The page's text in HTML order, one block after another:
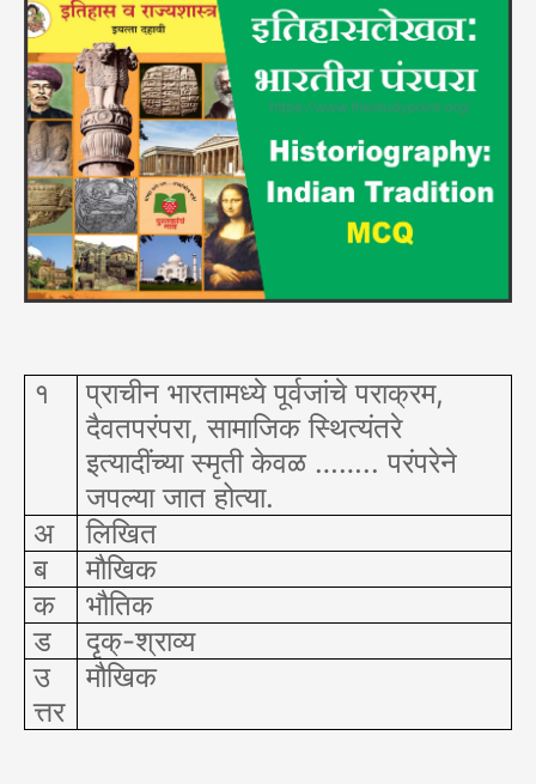
१
प्राचीन भारतामध्ये पूर्वजांचे पराक्रम,
दैवतपरंपरा, सामाजिक स्थित्यंतरे
इत्यादींच्या स्मृती केवळ …….. परंपरेने
जपल्या जात होत्या.
अ
लिखित
ब
मौखिक
क
भौतिक
ड
दृक्-श्राव्य
उ
त्तर
मौखिक